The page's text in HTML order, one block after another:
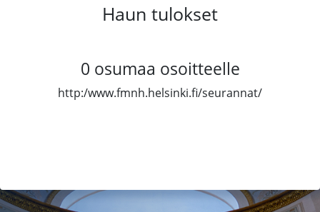
Haun tulokset
0 osumaa osoitteelle
http:/www.fmnh.helsinki.fi/seurannat/